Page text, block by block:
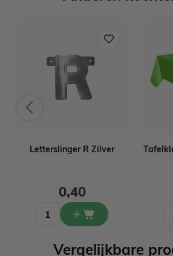
Letterslinger R Zilver
0,40
Vergelijkbare